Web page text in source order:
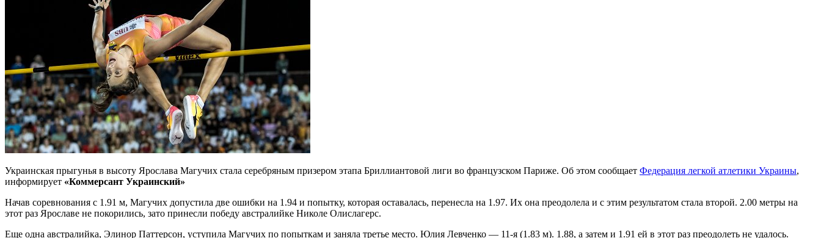
Украинская прыгунья в высоту Ярослава Магучих стала серебряным призером этапа Бриллиантовой лиги во французском Париже. Об этом сообщает Федерация легкой атлетики Украины,
информирует «Коммерсант Украинский»
Начав соревнования с 1.91 м, Магучих допустила две ошибки на 1.94 и попытку, которая оставалась, перенесла на 1.97. Их она преодолела и с этим результатом стала второй. 2.00 метры на
этот раз Ярославе не покорились, зато принесли победу австралийке Николе Олислагерс.
Еще одна австралийка, Элинор Паттерсон, уступила Магучих по попыткам и заняла третье место. Юлия Левченко — 11-я (1.83 м). 1.88, а затем и 1.91 ей в этот раз преодолеть не удалось.